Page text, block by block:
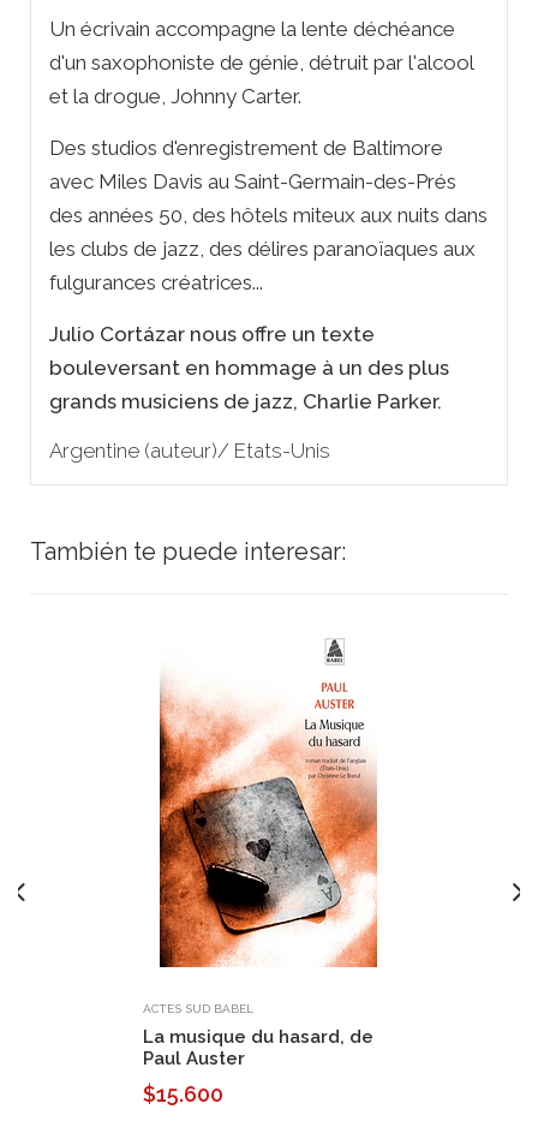
Un écrivain accompagne la lente déchéance
d'un saxophoniste de génie, détruit par l'alcool
et la drogue, Johnny Carter.
Des studios d'enregistrement de Baltimore
avec Miles Davis au Saint-Germain-des-Prés
des années 50, des hôtels miteux aux nuits dans
les clubs de jazz, des délires paranoïaques aux
fulgurances créatrices...
Julio Cortázar nous offre un texte
bouleversant en hommage à un des plus
grands musiciens de jazz, Charlie Parker.
Argentine (auteur)/ Etats-Unis
También te puede interesar:
ACTES SUD BABEL
La musique du hasard, de
Paul Auster
$15.600